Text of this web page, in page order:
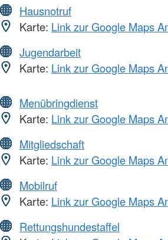
Hausnotruf
Karte: Link zur Google Maps
Jugendarbeit
Karte: Link zur Google Maps
Menübringdienst
Karte: Link zur Google Maps
Mitgliedschaft
Karte: Link zur Google Maps
Mobilruf
Karte: Link zur Google Maps
Rettungshundestaffel